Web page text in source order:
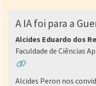
A IA foi para a
Alcides Eduardo dos
Faculdade de Ciências
Alcides Peron nos